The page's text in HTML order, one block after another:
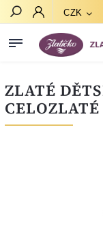
CZK
ZLATÉ